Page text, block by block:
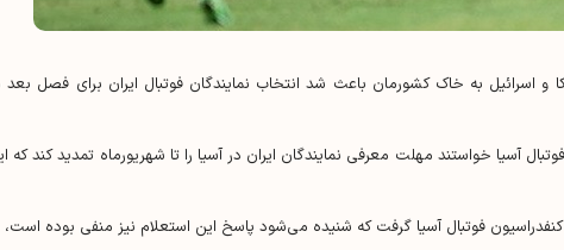
و اسرائیل به خاک کشورمان باعث شد انتخاب نمایندگان فوتبال ایران برای فصل بعد
آسیا خواستند مهلت معرفی نمایندگان ایران در آسیا را تا شهریورماه تمدید کند که
فوتبال آسیا گرفت که شنیده می‌شود پاسخ این استعلام نیز منفی بوده است،